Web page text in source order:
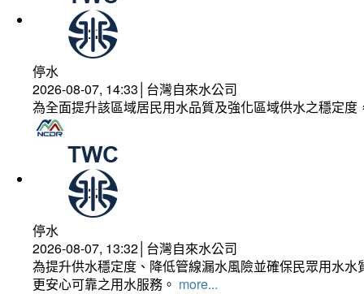
停水
2026-08-07, 14:33│台灣自來水公司
為全面提升該區域居民用水品質及強化區域供水之穩定
停水
2026-08-07, 13:32│台灣自來水公司
為提升供水穩定度、降低管線漏水風險並確保民眾用水
更安心可靠之用水服務。 more...